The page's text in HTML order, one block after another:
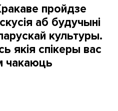
пройдзе
аб будучыні
культуры.
якія спікеры вас
чакаюць